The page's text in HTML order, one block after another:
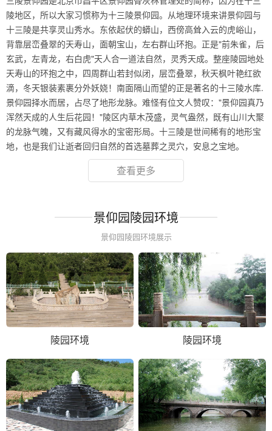
陵地区，所以大家习惯称为十三陵景仰园。从地理环境来讲景仰园与
十三陵是共享灵山秀水。东依起伏的蟒山，西傍高耸入云的虎峪山，
背靠层峦叠翠的天寿山，面朝宝山，左右群山环抱。正是"前朱雀，后
玄武，左青龙，右白虎"天人合一道法自然，灵秀天成。整座陵园地处
天寿山的环抱之中，四周群山若封似闭，层峦叠翠，秋天枫叶艳红欲
滴，冬天银装素裹分外妖娆！南面隔山而望的正是著名的十三陵水库.
景仰园择水而居，占尽了地形龙脉。难怪有位文人赞叹："景仰园真乃
浑然天成的人生后花园！"陵区内草木茂盛，灵气盎然，既有山川大聚
的龙脉气魄，又有藏风得水的宝密形局。十三陵是世间稀有的地形宝
地，也是我们让逝者回归自然的首选墓葬之灵穴，安息之宝地。
查看更多
景仰园陵园环境
景仰园陵园环境展示
陵园环境 陵园环境